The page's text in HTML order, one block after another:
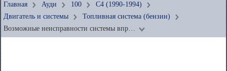
Главная Ауди 100
C4 (1990-1994)
Двигатель и системы
Топливная система (бензин)
Возможные неисправности системы впр…